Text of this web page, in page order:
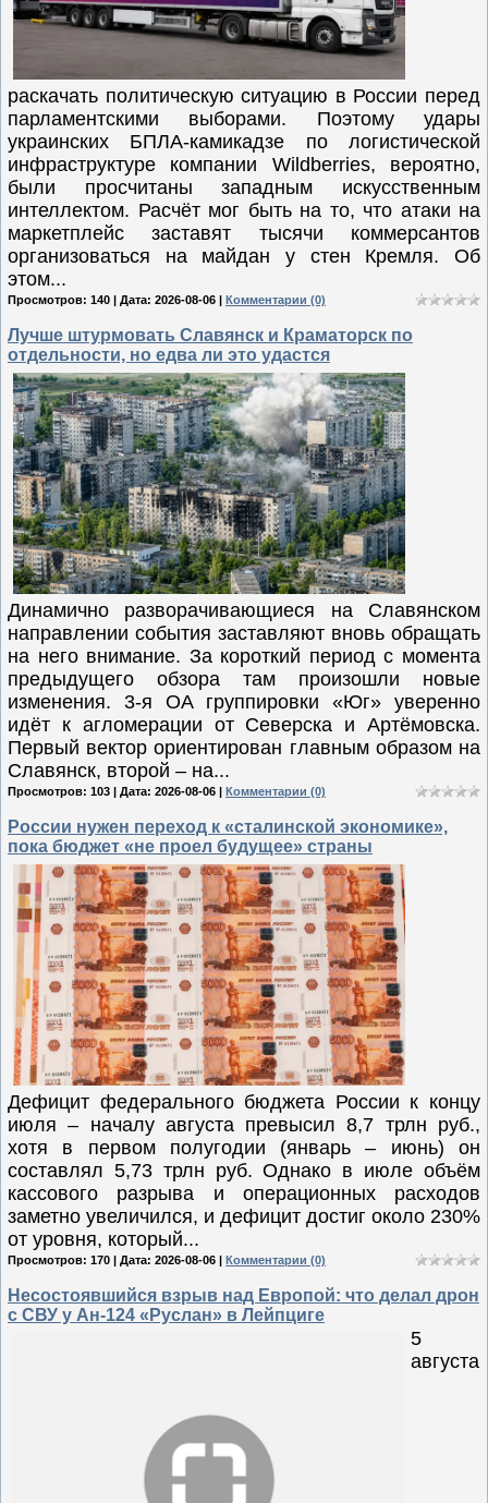
раскачать политическую ситуацию в России перед
парламентскими выборами. Поэтому удары
украинских БПЛА-камикадзе по логистической
инфраструктуре компании Wildberries, вероятно,
были просчитаны западным искусственным
интеллектом. Расчёт мог быть на то, что атаки на
маркетплейс заставят тысячи коммерсантов
организоваться на майдан у стен Кремля. Об
этом...
Просмотров: 140 | Дата: 2026-08-06 | Комментарии (0)
Лучше штурмовать Славянск и Краматорск по
отдельности, но едва ли это удастся
Динамично разворачивающиеся на Славянском
направлении события заставляют вновь обращать
на него внимание. За короткий период с момента
предыдущего обзора там произошли новые
изменения. 3-я ОА группировки «Юг» уверенно
идёт к агломерации от Северска и Артёмовска.
Первый вектор ориентирован главным образом на
Славянск, второй – на...
Просмотров: 103 | Дата: 2026-08-06 | Комментарии (0)
России нужен переход к «сталинской экономике»,
пока бюджет «не проел будущее» страны
Дефицит федерального бюджета России к концу
июля – началу августа превысил 8,7 трлн руб.,
хотя в первом полугодии (январь – июнь) он
составлял 5,73 трлн руб. Однако в июле объём
кассового разрыва и операционных расходов
заметно увеличился, и дефицит достиг около 230%
от уровня, который...
Просмотров: 170 | Дата: 2026-08-06 | Комментарии (0)
Несостоявшийся взрыв над Европой: что делал дрон
с СВУ у Ан-124 «Руслан» в Лейпциге
5
августа